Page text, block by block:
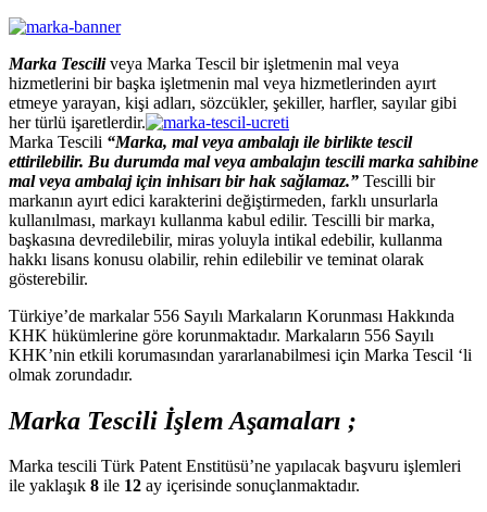
Marka Tesciliveya Marka Tescil bir işletmenin mal veya
hizmetlerini bir başka işletmenin mal veya hizmetlerinden ayırt
etmeye yarayan, kişi adları, sözcükler, şekiller, harfler, sayılar gibi
her türlü işaretlerdir.
Marka Tescili “Marka, mal veya ambalajı ile birlikte tescil
ettirilebilir. Bu durumda mal veya ambalajın tescili marka sahibine
mal veya ambalaj için inhisarı bir hak sağlamaz.” Tescilli bir
markanın ayırt edici karakterini değiştirmeden, farklı unsurlarla
kullanılması, markayı kullanma kabul edilir. Tescilli bir marka,
başkasına devredilebilir, miras yoluyla intikal edebilir, kullanma
hakkı lisans konusu olabilir, rehin edilebilir ve teminat olarak
gösterebilir.
Türkiye’de markalar 556 Sayılı Markaların Korunması Hakkında
KHK hükümlerine göre korunmaktadır. Markaların 556 Sayılı
KHK’nin etkili korumasından yararlanabilmesi için Marka Tescil ‘li
olmak zorundadır.
Marka Tescili İşlem Aşamaları ;
Marka tescili Türk Patent Enstitüsü’ne yapılacak başvuru işlemleri
ile yaklaşık 8 ile 12 ay içerisinde sonuçlanmaktadır.